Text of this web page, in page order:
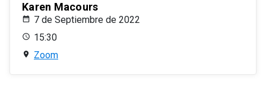
Karen Macours
7 de Septiembre de 2022
15:30
Zoom